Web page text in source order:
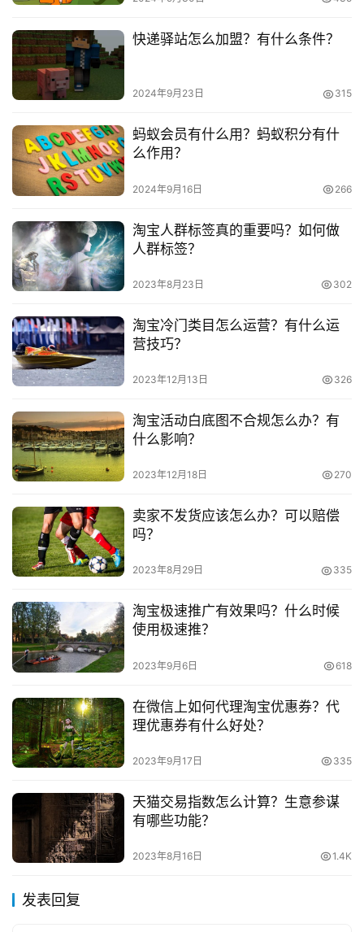
创
业
项
视
频
淘
宝
分
提前还款划算吗？如何还款才划算？
                                        我们如果手头比较紧的话，可
以选择在支付宝的网商贷去贷款，等到一段时间之后，就可
提前去还，这样利息就少了，那么网商贷去提前还款划算
吗?
                                        2020-12-11 21:41:01
网商贷提前还款划算吗 网商贷提前还款 网商贷           淘宝
杂谈   菜鸟保税仓都是正品吗？如何去保税区进货？
                                        我们如果想要购外国的产品，
其实在网上也是可以解决的，比如淘宝的猜你保税仓就能完
成，但很多人担心里面的东西是不是真的，如果要进货的
话，个人可以去保税仓进货吗?请看具体的分析!
                                        2020-12-11 21:38:08
菜鸟保税仓都是正品吗 菜鸟保税仓           淘宝杂谈   余利
宝收益稳定吗？和余额宝有什么差别？
会把自己多余的钱放置到余额宝上面，这样可以得到一定的
利息，但大家发现没有起色余额宝还有一个类似的兄弟叫做
余利宝，那么余利宝的收益稳定吗?请看分析!
余利宝收益 余利宝收益稳定吗 余利宝与余额宝差异
本文来自投稿，不代表早谈创业网立场，作者：欧阳, 微澜，如
若转载，请注明出处：
https://www.zaotuan.com.cn/141203.html
作者本人。本站仅提供信息存储空间服务，不拥有所有权，不
承担相关法律责任。如发现本站有涉嫌抄袭侵权/违法违规的内
容， 请发送邮件至 153055113@qq.com 举报，一经查实，
本站将立刻删除。
快递驿站怎么加盟？有什么条件？
2024年9月23日 315
蚂蚁会员有什么用？蚂蚁积分有什
么作用？
2024年9月16日 266
淘宝人群标签真的重要吗？如何做
人群标签？
2023年8月23日 302
淘宝冷门类目怎么运营？有什么运
营技巧？
2023年12月13日 326
淘宝活动白底图不合规怎么办？有
什么影响？
2023年12月18日 270
卖家不发货应该怎么办？可以赔偿
吗？
2023年8月29日 335
淘宝极速推广有效果吗？什么时候
使用极速推？
2023年9月6日 618
在微信上如何代理淘宝优惠券？代
理优惠券有什么好处？
2023年9月17日 335
天猫交易指数怎么计算？生意参谋
有哪些功能？
2023年8月16日 1.4K
发表回复